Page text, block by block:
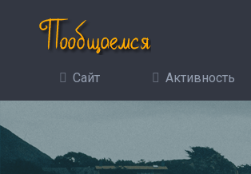
Сайт Активность